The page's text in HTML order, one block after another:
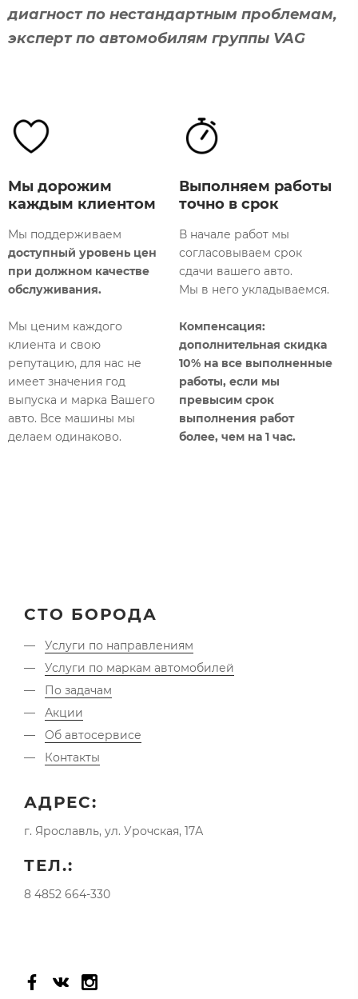
диагност по нестандартным проблемам,
эксперт по автомобилям группы VAG
Мы дорожим
каждым клиентом
Мы поддерживаем
доступный уровень цен
при должном качестве
обслуживания.
Мы ценим каждого
клиента и свою
репутацию, для нас не
имеет значения год
выпуска и марка Вашего
авто. Все машины мы
делаем одинаково.​
Выполняем работы
точно в срок
В начале работ мы
согласовываем срок
сдачи вашего авто.
Мы в него укладываемся.
Компенсация:
дополнительная скидка
10% на все выполненные
работы, если мы
превысим срок
выполнения работ
более, чем на 1 час.​
СТО БОРОДА
Услуги по направлениям
Услуги по маркам автомобилей
По задачам
Акции
Об автосервисе
Контакты
АДРЕС:
г. Ярославль, ул. Урочская, 17А
ТЕЛ.:
8 4852 664-330